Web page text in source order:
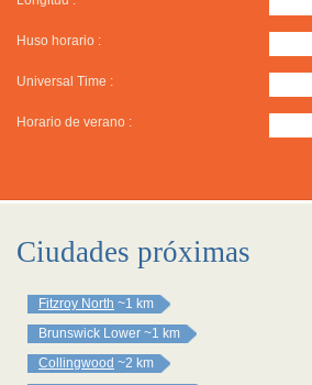
Huso horario :
Universal Time :
Horario de verano :
Ciudades próximas
Fitzroy North ~1 km
Brunswick Lower ~1 km
Collingwood ~2 km